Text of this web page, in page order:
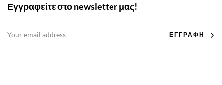
Εγγραφείτε στο newsletter μας!
ΕΓΓΡΑΦΗ